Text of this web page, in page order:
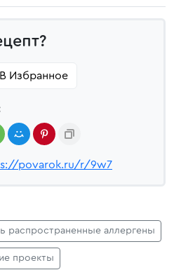
Избранное
povarok.ru/r/9w7
распространенные аллергены
проекты